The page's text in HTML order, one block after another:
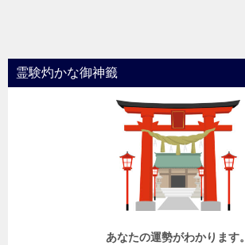
霊験灼かな御神籤
あなたの運勢がわかります。